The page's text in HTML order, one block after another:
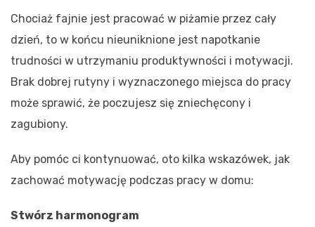
Chociaż fajnie jest pracować w piżamie przez cały
dzień, to w końcu nieuniknione jest napotkanie
trudności w utrzymaniu produktywności i motywacji.
Brak dobrej rutyny i wyznaczonego miejsca do pracy
może sprawić, że poczujesz się zniechęcony i
zagubiony.
Aby pomóc ci kontynuować, oto kilka wskazówek, jak
zachować motywację podczas pracy w domu:
Stwórz harmonogram